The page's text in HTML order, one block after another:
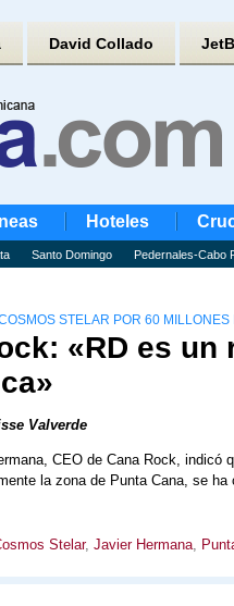
David Collado
Hoteles
Santo Domingo Pedernales-Cabo
STELAR POR 60
«RD es un
Valverde
CEO de Cana Rock, indicó
la zona de Punta Cana, se
Stelar, Javier Hermana,